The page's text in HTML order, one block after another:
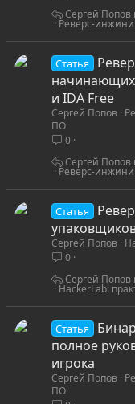
Реверс-
Сергей Попов
Статья
и IDA Free
Сергей Попов
ПО
0
Реверс-
Сергей Попов
Статья
Сергей Попов
0
HackerLab:
Сергей Попов
Статья
полное
игрока
Сергей Попов
ПО